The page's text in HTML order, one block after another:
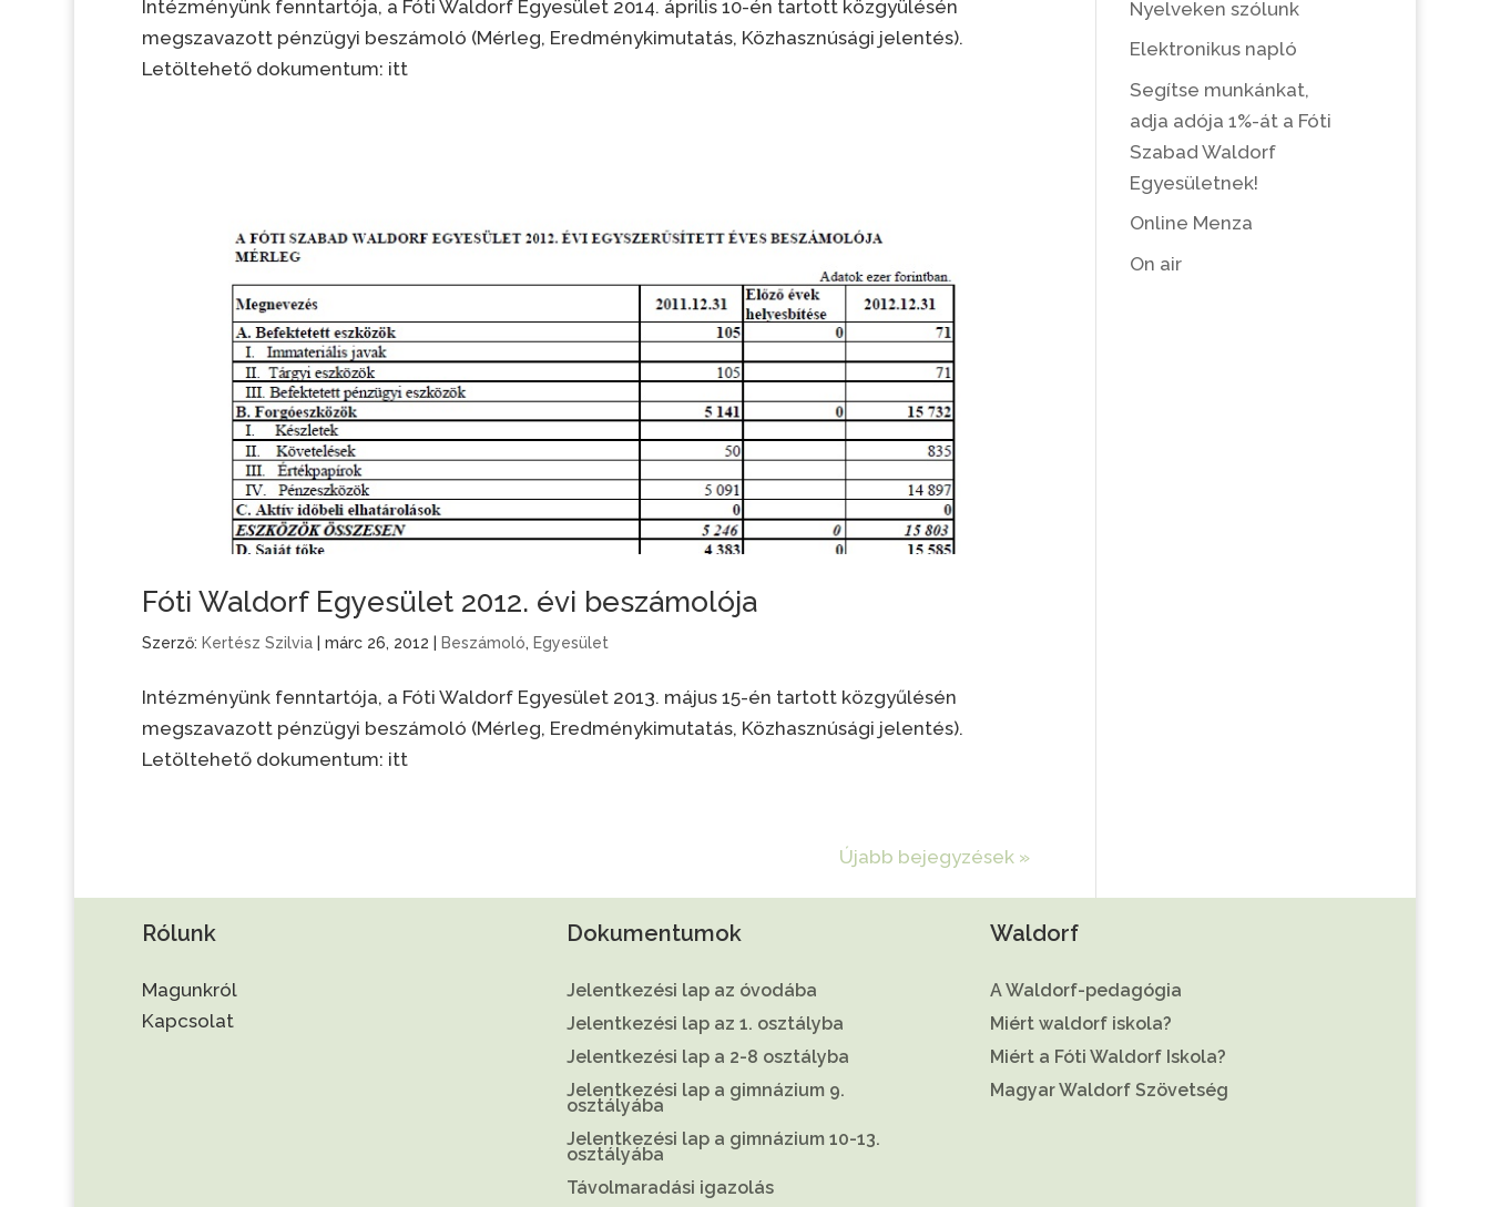
Intézményünk fenntartója, a Fóti Waldorf Egyesület 2014. április 10-én tartott közgyülésén
megszavazott pénzügyi beszámoló (Mérleg, Eredménykimutatás, Közhasznúsági jelentés).
Letöltehető dokumentum: itt
Fóti Waldorf Egyesület 2012. évi beszámolója
Szerző: Kertész Szilvia| márc 26, 2012 Beszámoló, Egyesület
Intézményünk fenntartója, a Fóti Waldorf Egyesület 2013. május 15-én tartott közgyűlésén
megszavazott pénzügyi beszámoló (Mérleg, Eredménykimutatás, Közhasznúsági jelentés).
Letöltehető dokumentum: itt
Újabb bejegyzések »
Nyelveken szólunk
Elektronikus napló
Segítse munkánkat,
adja adója 1%-át a Fóti
Szabad Waldorf
Egyesületnek!
Online Menza
On air
Rólunk
Magunkról
Kapcsolat
Dokumentumok
Jelentkezési lap az óvodába
Jelentkezési lap az 1. osztályba
Jelentkezési lap a 2-8 osztályba
Jelentkezési lap a gimnázium 9.
osztályába
Jelentkezési lap a gimnázium 10-13.
osztályába
Távolmaradási igazolás
Waldorf
A Waldorf-pedagógia
Miért waldorf iskola?
Miért a Fóti Waldorf Iskola?
Magyar Waldorf Szövetség